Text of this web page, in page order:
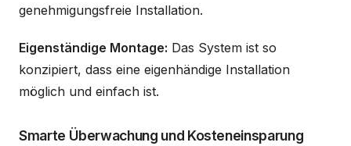
genehmigungsfreie Installation.
Eigenständige Montage: Das System ist so
konzipiert, dass eine eigenhändige Installation
möglich und einfach ist.
Smarte Überwachung und Kosteneinsparung